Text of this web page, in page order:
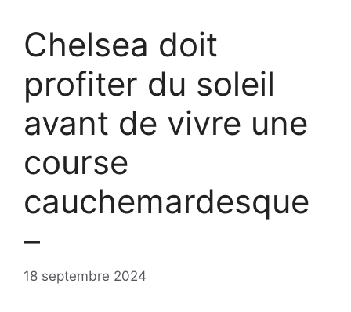
Chelsea doit
profiter du soleil
avant de vivre une
course
cauchemardesque
–
18 septembre 2024